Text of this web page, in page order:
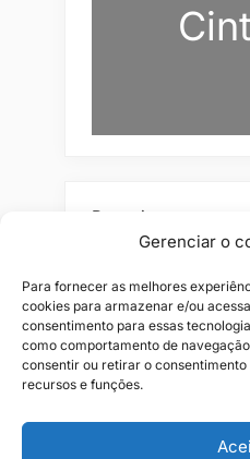
Gerenciar o
Para fornecer as melhores
cookies para armazenar e/ou
consentimento para essas
como comportamento de
consentir ou retirar o
recursos e funções.
Pesquisar